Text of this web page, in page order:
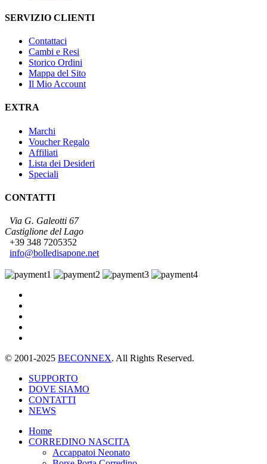
SERVIZIO CLIENTI
Contattaci
Cambi e Resi
Storico Ordini
Mappa del Sito
Il Mio Account
EXTRA
Marchi
Voucher Regalo
Affiliati
Lista dei Desideri
Speciali
CONTATTI
Via G. Galeotti 67
Castiglione del Lago
+39 348 7205352
info@bolledisapone.net
© 2001-2025 BECONNEX. All Rights Reserved.
SUPPORTO
DOVE SIAMO
CONTATTI
NEWS
Home
CORREDINO NASCITA
Accappatoi Neonato